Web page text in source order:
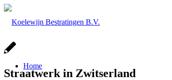
Home
Straatwerk in Zwitserland